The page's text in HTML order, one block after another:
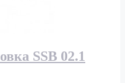
SSB 02.1